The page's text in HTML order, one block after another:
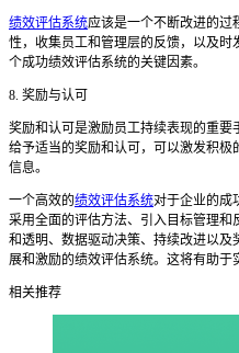
绩效评估系统应该是一个不断改进的过
性，收集员工和管理层的反馈，以及
个成功绩效评估系统的关键因素。
8. 奖励与认可
奖励和认可是激励员工持续表现的重
给予适当的奖励和认可，可以激发积
信息。
一个高效的绩效评估系统对于企业的成
采用全面的评估方法、引入目标管理
和透明、数据驱动决策、持续改进以
展和激励的绩效评估系统。这将有助于
相关推荐